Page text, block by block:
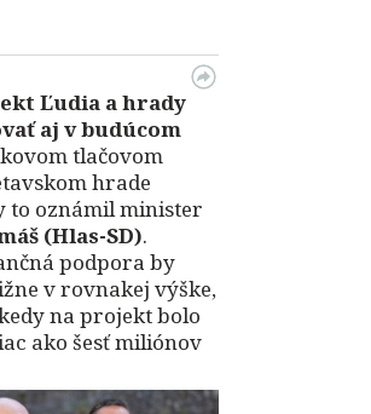
Ľudia a hrady
aj v budúcom
tlačovom
hrade
to oznámil minister
(Hlas-SD).
podpora by
v rovnakej výške,
na projekt bolo
ako šesť miliónov